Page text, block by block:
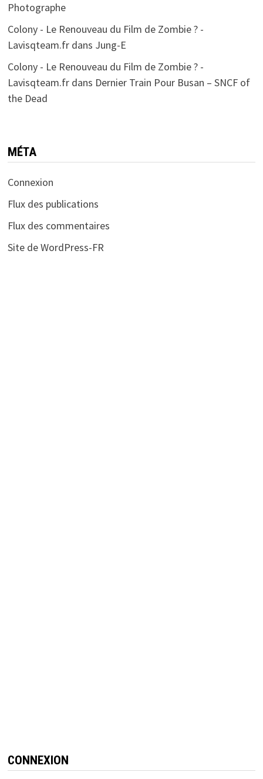
Photographe
Colony - Le Renouveau du Film de Zombie ? -
Lavisqteam.frdans Jung-E
Colony - Le Renouveau du Film de Zombie ? -
Lavisqteam.frdans Dernier Train Pour Busan – SNCF of
the Dead
MÉTA
Connexion
Flux des publications
Flux des commentaires
Site de WordPress-FR
CONNEXION